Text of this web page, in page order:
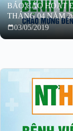
BÁO CÁO HOẠT
THÁNG 04 NĂM
03/05/2019